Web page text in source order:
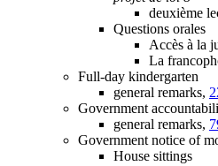
deuxième
Questions orales
Accès à la
La
Full-day kindergarten
general remarks,
Government
general remarks,
Government notice of
House sittings